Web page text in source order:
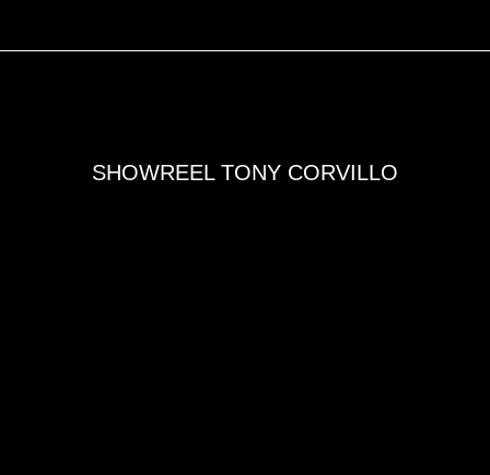
SHOWREEL TONY CORVILLO